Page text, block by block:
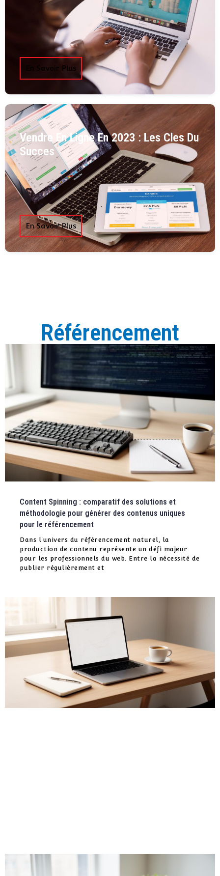
En Savoir Plus
Vendre En Ligne En 2023 : Les Cles Du
Succes
En Savoir Plus
Référencement
Content Spinning : comparatif des solutions et
méthodologie pour générer des contenus uniques
pour le référencement
Dans l'univers du référencement naturel, la
production de contenu représente un défi majeur
pour les professionnels du web. Entre la nécessité de
publier régulièrement et